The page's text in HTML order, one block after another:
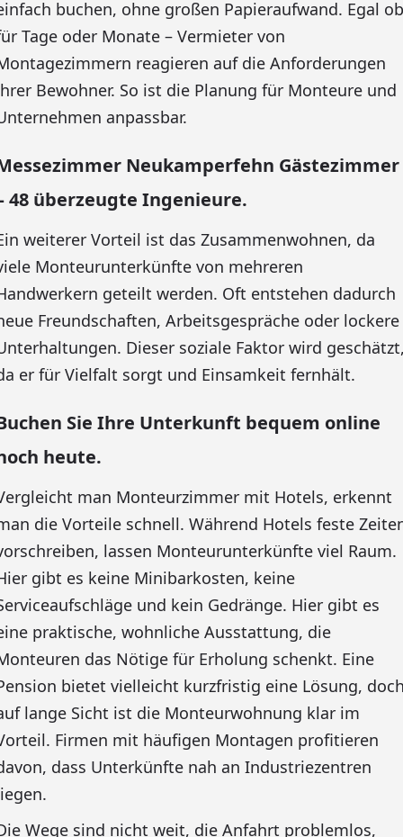
buchen, ohne großen Papieraufwand. Egal ob
Tage oder Monate – Vermieter von
reagieren auf die Anforderungen
Bewohner. So ist die Planung für Monteure und
anpassbar.
Neukamperfehn Gästezimmer
48 überzeugte Ingenieure.
weiterer Vorteil ist das Zusammenwohnen, da
Monteurunterkünfte von mehreren
geteilt werden. Oft entstehen dadurch
Freundschaften, Arbeitsgespräche oder lockere
Dieser soziale Faktor wird
er für Vielfalt sorgt und Einsamkeit fernhält.
Sie Ihre Unterkunft bequem online
heute.
man Monteurzimmer mit Hotels, erkennt
die Vorteile schnell. Während Hotels feste
lassen Monteurunterkünfte viel Raum.
gibt es keine Minibarkosten, keine
und kein Gedränge. Hier gibt es
praktische, wohnliche Ausstattung, die
das Nötige für Erholung schenkt. Eine
bietet vielleicht kurzfristig eine Lösung,
lange Sicht ist die Monteurwohnung klar im
Firmen mit häufigen Montagen profitieren
dass Unterkünfte nah an Industriezentren
Wege sind nicht weit, die Anfahrt problemlos,